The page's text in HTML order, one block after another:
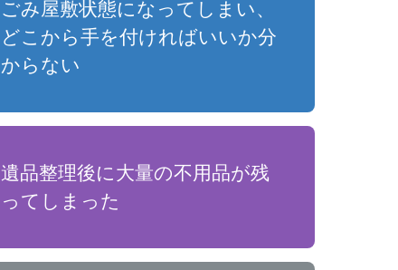
ごみ屋敷状態になってしまい、
どこから手を付ければいいか分
からない
遺品整理後に大量の不用品が残
ってしまった